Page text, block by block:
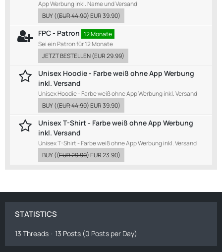
App Werbung inkl. Name und Versand
BUY((EUR 44.90)EUR 39.90)
FPC - Patron 12 Monate
Sei ein Patron für 12 Monate
JETZT BESTELLEN(EUR 29.99)
Unisex Hoodie - Farbe weiß ohne App Werbung
inkl. Versand
Unisex Hoodie - Farbe weiß ohne App Werbung inkl. Versand
BUY((EUR 44.90)EUR 39.90)
Unisex T-Shirt - Farbe weiß ohne App Werbung
inkl. Versand
Unisex T-Shirt - Farbe weiß ohne App Werbung inkl. Versand
BUY((EUR 29.90)EUR 23.90)
STATISTICS
13 Threads 13 Posts (0 Posts per Day)